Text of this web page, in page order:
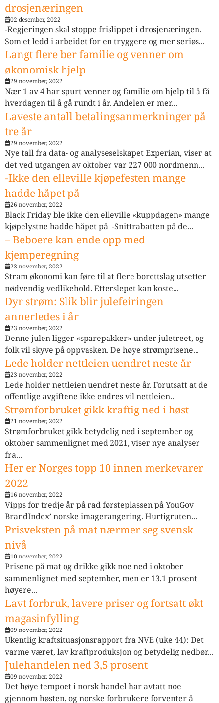
drosjenæringen
02 desember, 2022
-Regjeringen skal stoppe frislippet i drosjenæringen.
Som et ledd i arbeidet for en tryggere og mer seriøs...
Langt flere ber familie og venner om
økonomisk hjelp
29 november, 2022
Nær 1 av 4 har spurt venner og familie om hjelp til å få
hverdagen til å gå rundt i år. Andelen er mer...
Laveste antall betalingsanmerkninger på
tre år
29 november, 2022
Nye tall fra data- og analyseselskapet Experian, viser at
det ved utgangen av oktober var 227 000 nordmenn...
-Ikke den elleville kjøpefesten mange
hadde håpet på
26 november, 2022
Black Friday ble ikke den elleville «kuppdagen» mange
kjøpelystne hadde håpet på. -Snittrabatten på de...
– Beboere kan ende opp med
kjemperegning
23 november, 2022
Stram økonomi kan føre til at flere borettslag utsetter
nødvendig vedlikehold. Etterslepet kan koste...
Dyr strøm: Slik blir julefeiringen
annerledes i år
23 november, 2022
Denne julen ligger «sparepakker» under juletreet, og
folk vil skyve på oppvasken. De høye strømprisene...
Lede holder nettleien uendret neste år
23 november, 2022
Lede holder nettleien uendret neste år. Forutsatt at de
offentlige avgiftene ikke endres vil nettleien...
Strømforbruket gikk kraftig ned i høst
21 november, 2022
Strømforbruket gikk betydelig ned i september og
oktober sammenlignet med 2021, viser nye analyser
fra...
Her er Norges topp 10 innen merkevarer
2022
16 november, 2022
Vipps for tredje år på rad førsteplassen på YouGov
BrandIndex’ norske imagerangering. Hurtigruten...
Prisveksten på mat nærmer seg svensk
nivå
10 november, 2022
Prisene på mat og drikke gikk noe ned i oktober
sammenlignet med september, men er 13,1 prosent
høyere...
Lavt forbruk, lavere priser og fortsatt økt
magasinfylling
09 november, 2022
Ukentlig kraftsituasjonsrapport fra NVE (uke 44): Det
varme været, lav kraftproduksjon og betydelig nedbør...
Julehandelen ned 3,5 prosent
09 november, 2022
Det høye tempoet i norsk handel har avtatt noe
gjennom høsten, og norske forbrukere forventer å